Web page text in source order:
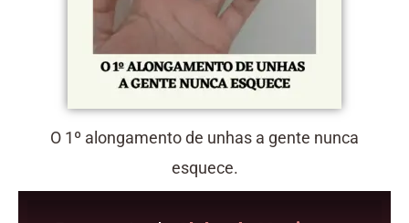
O 1º alongamento de unhas a gente nunca
esquece.